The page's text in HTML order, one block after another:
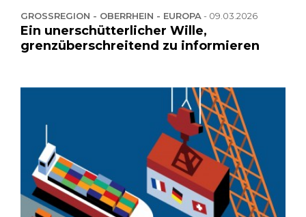
GROSSREGION - OBERRHEIN - EUROPA- 09.03.2026
Ein unerschütterlicher Wille,
grenzüberschreitend zu informieren